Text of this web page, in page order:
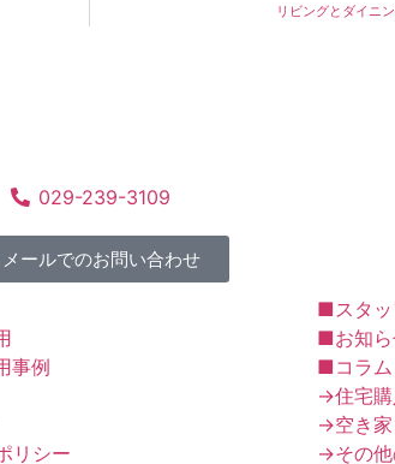
リビングとダイニ
029-239-3109
メールでのお問い合わせ
事例
リシー
■スタッ
■お知
■コラム
→住宅購
→空き家
→その他